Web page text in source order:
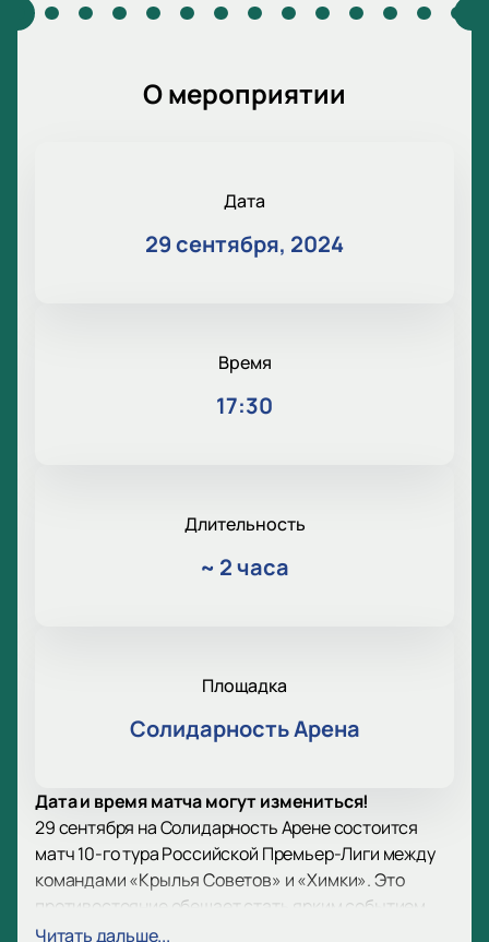
О мероприятии
Дата
29 сентября, 2024
Время
17:30
Длительность
~ 2 часа
Площадка
Солидарность Арена
Дата и время матча могут измениться!
29 сентября на Солидарность Арене состоится
матч 10-го тура Российской Премьер-Лиги между
командами «Крылья Советов» и «Химки». Это
противостояние обещает стать ярким событием
для всех любителей футбола. «Крылья Советов»,
Читать дальше...